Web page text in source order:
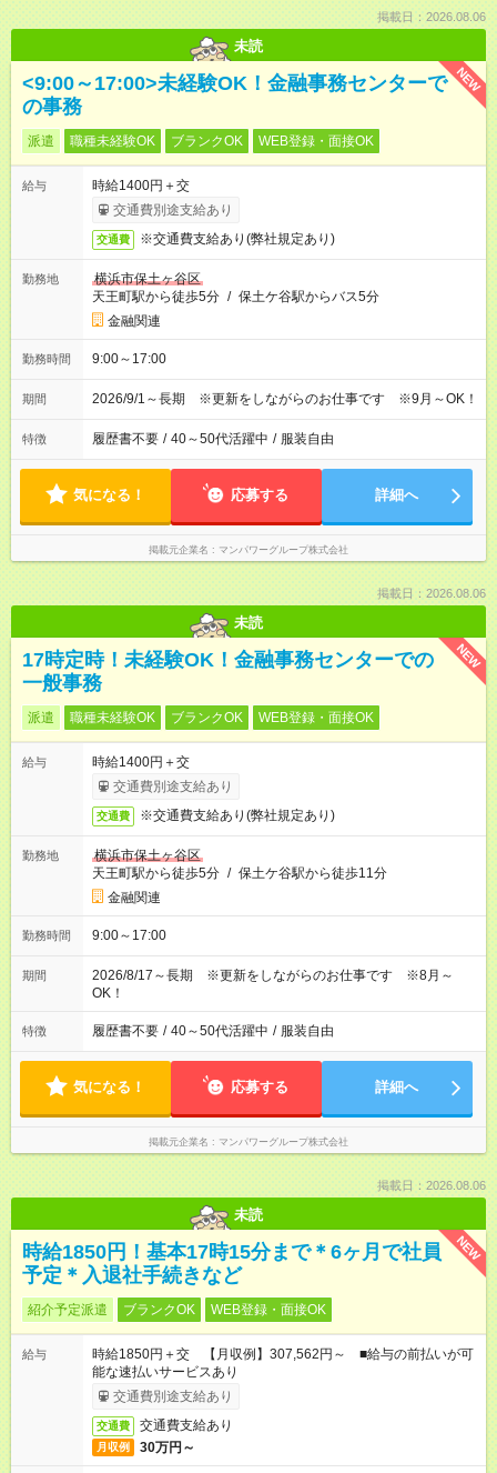
掲載日：2026.08.06
未読
NEW
<9:00～17:00>未経験OK！金融事務センターで
の事務
派遣 職種未経験OK ブランクOK WEB登録・面接OK
給与
時給1400円＋交
交通費別途支給あり
交通費 ※交通費支給あり(弊社規定あり)
勤務地
横浜市保土ヶ谷区
天王町駅から徒歩5分 / 保土ケ谷駅からバス5分
金融関連
勤務時間 9:00～17:00
期間 2026/9/1～長期 ※更新をしながらのお仕事です ※9月～OK！
特徴 履歴書不要 / 40～50代活躍中 / 服装自由
気になる！ 応募する 詳細へ
掲載元企業名 マンパワーグループ株式会社
掲載日：2026.08.06
未読
NEW
17時定時！未経験OK！金融事務センターでの
一般事務
派遣 職種未経験OK ブランクOK WEB登録・面接OK
給与
時給1400円＋交
交通費別途支給あり
交通費 ※交通費支給あり(弊社規定あり)
勤務地
横浜市保土ヶ谷区
天王町駅から徒歩5分 / 保土ケ谷駅から徒歩11分
金融関連
勤務時間 9:00～17:00
期間
2026/8/17～長期 ※更新をしながらのお仕事です ※8月～
OK！
特徴 履歴書不要 / 40～50代活躍中 / 服装自由
気になる！ 応募する 詳細へ
掲載元企業名 マンパワーグループ株式会社
掲載日：2026.08.06
未読
NEW
時給1850円！基本17時15分まで＊6ヶ月で社員
予定＊入退社手続きなど
紹介予定派遣 ブランクOK WEB登録・面接OK
給与
時給1850円＋交 【月収例】307,562円～ ■給与の前払いが可
能な速払いサービスあり
交通費別途支給あり
交通費 交通費支給あり
月収例 30万円～